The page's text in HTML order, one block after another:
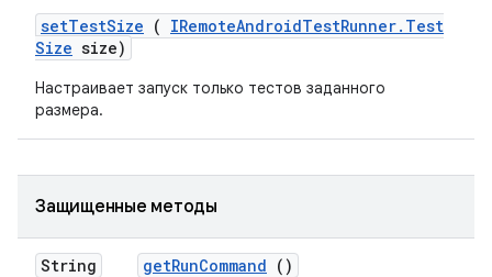
setTestSize ( IRemoteAndroidTestRunner. Test
Size size)
Настраивает запуск только тестов заданного
размера.
Защищенные методы
String getRunCommand ()